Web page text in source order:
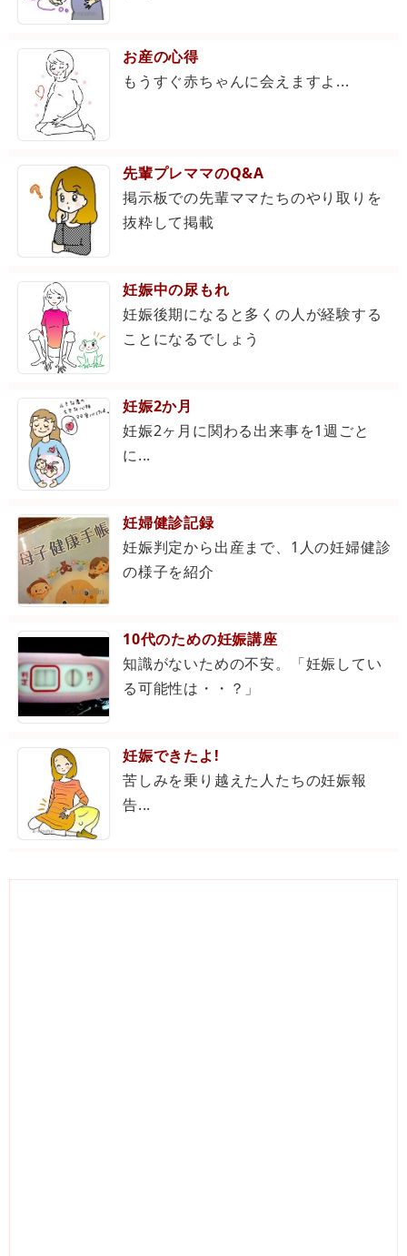
お産の心得
もうすぐ赤ちゃんに会えますよ...
先輩プレママのQ&A
掲示板での先輩ママたちのやり取りを
抜粋して掲載
妊娠中の尿もれ
妊娠後期になると多くの人が経験する
ことになるでしょう
妊娠2か月
妊娠2ヶ月に関わる出来事を1週ごと
に...
妊婦健診記録
妊娠判定から出産まで、1人の妊婦健診
の様子を紹介
10代のための妊娠講座
知識がないための不安。「妊娠してい
る可能性は・・？」
妊娠できたよ!
苦しみを乗り越えた人たちの妊娠報
告...